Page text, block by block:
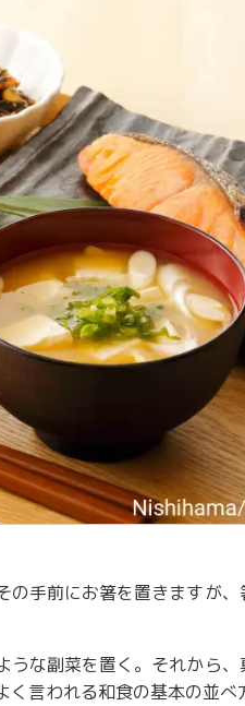
手前にお箸を置きますが
な副菜を置く。それから
言われる和食の基本の並べ